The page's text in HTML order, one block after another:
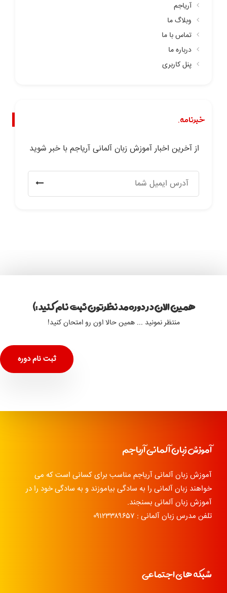
آریاجم
وبلاگ ما
تماس با ما
درباره ما
پنل کاربری
خبرنامه.
از آخرین اخبار آموزش زبان آلمانی آریاجم با خبر شوید
همین الان در دوره مد نظرتون ثبت نام کنید :)
منتظر نمونید ... همین حالا اون رو امتحان کنید!
ثبت نام دوره
آموزش زبان آلمانی آریاجم
آموزش زبان آلمانی آریاجم مناسب برای کسانی است که می
خواهند زبان آلمانی را به سادگی بیاموزند و به سادگی خود را در
آموزش زبان آلمانی بسنجند.
تلفن مدرس زبان آلمانی : ۰۹۱۲۳۳۸۹۶۵۷
شبکه های اجتماعی